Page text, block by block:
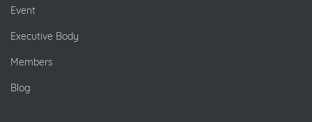
Event
Executive Body
Members
Blog